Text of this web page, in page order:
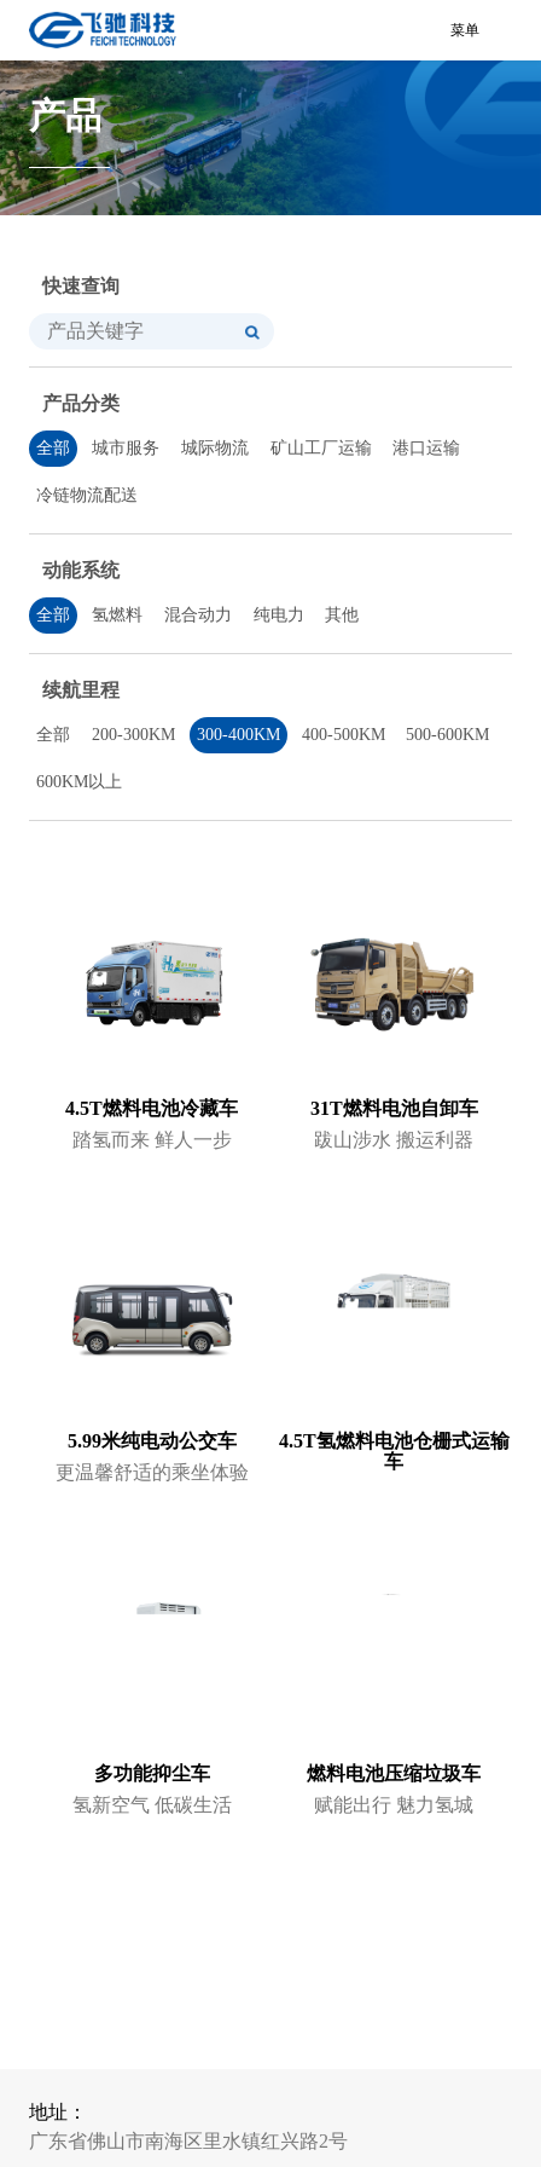
菜单
产品
快速查询
产品分类
全部 城市服务 城际物流 矿山工厂运输 港口运输
冷链物流配送
动能系统
全部 氢燃料 混合动力 纯电力 其他
续航里程
全部 200-300KM 300-400KM 400-500KM 500-600KM
600KM以上
4.5T燃料电池冷藏车
踏氢而来 鲜人一步
31T燃料电池自卸车
跋山涉水 搬运利器
5.99米纯电动公交车
更温馨舒适的乘坐体验
4.5T氢燃料电池仓栅式运输
车
多功能抑尘车
氢新空气 低碳生活
燃料电池压缩垃圾车
赋能出行 魅力氢城
地址：
广东省佛山市南海区里水镇红兴路2号